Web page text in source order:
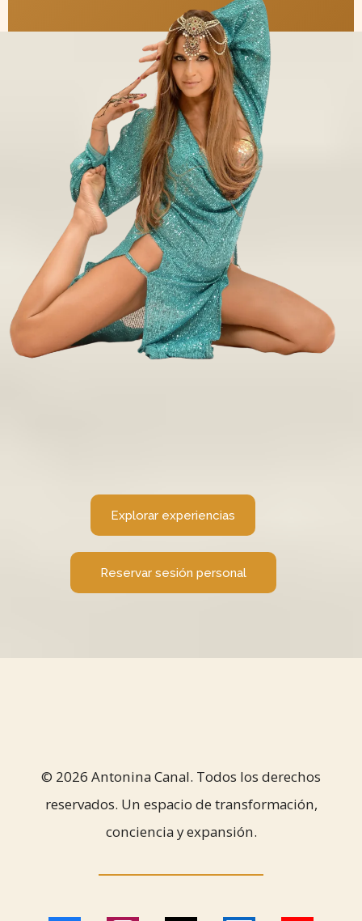
Explorar experiencias
Reservar sesión personal
© 2026 Antonina Canal. Todos los derechos
reservados. Un espacio de transformación,
conciencia y expansión.